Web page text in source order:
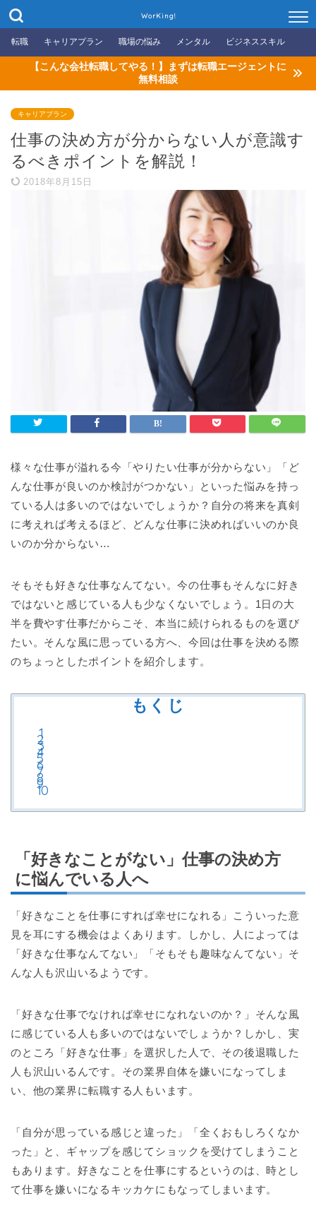
WorKing!
転職 キャリアプラン 職場の悩み メンタル ビジネススキル
【こんな会社転職してやる！】まずは転職エージェントに
無料相談
キャリアプラン
仕事の決め方が分からない人が意識す
るべきポイントを解説！
2018年8月15日
様々な仕事が溢れる今「やりたい仕事が分からない」「ど
んな仕事が良いのか検討がつかない」といった悩みを持っ
ている人は多いのではないでしょうか？自分の将来を真剣
に考えれば考えるほど、どんな仕事に決めればいいのか良
いのか分からない…
そもそも好きな仕事なんてない。今の仕事もそんなに好き
ではないと感じている人も少なくないでしょう。1日の大
半を費やす仕事だからこそ、本当に続けられるものを選び
たい。そんな風に思っている方へ、今回は仕事を決める際
のちょっとしたポイントを紹介します。
もくじ
「好きなことがない」仕事の決め方
に悩んでいる人へ
「好きなことを仕事にすれば幸せになれる」こういった意
見を耳にする機会はよくあります。しかし、人によっては
「好きな仕事なんてない」「そもそも趣味なんてない」そ
んな人も沢山いるようです。
「好きな仕事でなければ幸せになれないのか？」そんな風
に感じている人も多いのではないでしょうか？しかし、実
のところ「好きな仕事」を選択した人で、その後退職した
人も沢山いるんです。その業界自体を嫌いになってしま
い、他の業界に転職する人もいます。
「自分が思っている感じと違った」「全くおもしろくなか
った」と、ギャップを感じてショックを受けてしまうこと
もあります。好きなことを仕事にするというのは、時とし
て仕事を嫌いになるキッカケにもなってしまいます。